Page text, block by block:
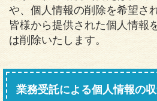
や、個人情報の削除を希望さ
皆様から提供された個人情報
は削除いたします。
業務受託による個人情報の